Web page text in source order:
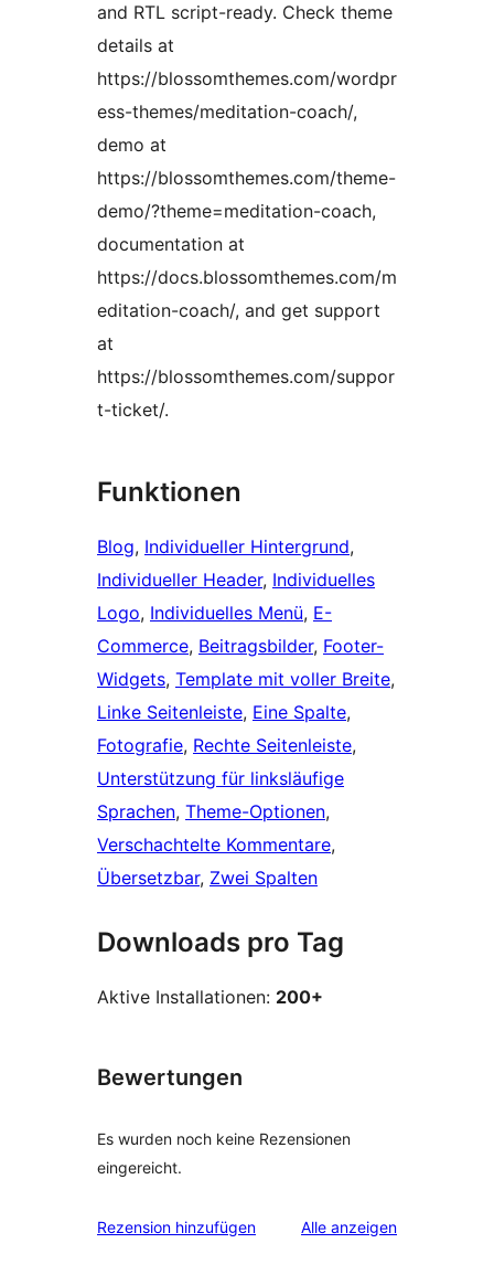
and RTL script-ready. Check theme
details at
https://blossomthemes.com/wordpr
ess-themes/meditation-coach/,
demo at
https://blossomthemes.com/theme-
demo/?theme=meditation-coach,
documentation at
https://docs.blossomthemes.com/m
editation-coach/, and get support
at
https://blossomthemes.com/suppor
t-ticket/.
Funktionen
Blog, Individueller Hintergrund
Individueller Header, Individuelles
Logo, Individuelles Menü, E-
Commerce, Beitragsbilder, Footer-
Widgets, Template mit voller Breite
Linke Seitenleiste, Eine Spalte
Fotografie, Rechte Seitenleiste
Unterstützung für linksläufige
Sprachen, Theme-Optionen
Verschachtelte Kommentare
Übersetzbar, Zwei Spalten
Downloads pro Tag
Aktive Installationen: 200+
Bewertungen
Es wurden noch keine Rezensionen
eingereicht.
Rezension hinzufügen Alle Rezensionen
anzeigen